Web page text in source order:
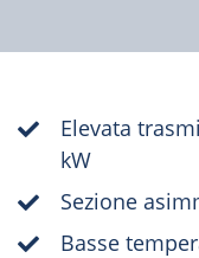
Elevata
kW
Sezione
Basse